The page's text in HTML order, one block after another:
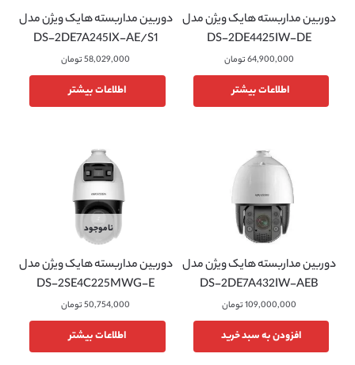
دوربین مداربسته هایک ویژن مدل
DS-2DE4425IW-DE
64,900,000تومان
اطلاعات بیشتر
دوربین مداربسته هایک ویژن مدل
DS-2DE7A245IX-AE/S1
58,029,000تومان
اطلاعات بیشتر
دوربین مداربسته هایک ویژن مدل
DS-2DE7A432IW-AEB
109,000,000تومان
افزودن به سبد خرید
ناموجود
دوربین مداربسته هایک ویژن مدل
DS-2SE4C225MWG-E
50,754,000تومان
اطلاعات بیشتر